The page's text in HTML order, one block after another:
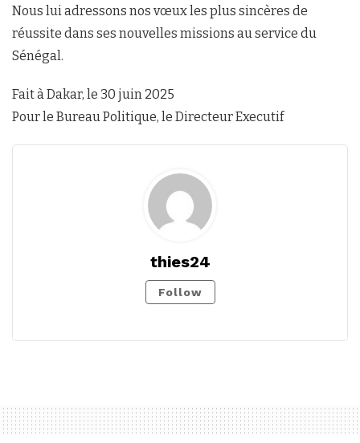
Nous lui adressons nos vœux les plus sincères de
réussite dans ses nouvelles missions au service du
Sénégal.
Fait à Dakar, le 30 juin 2025
Pour le Bureau Politique, le Directeur Executif
thies24
Follow